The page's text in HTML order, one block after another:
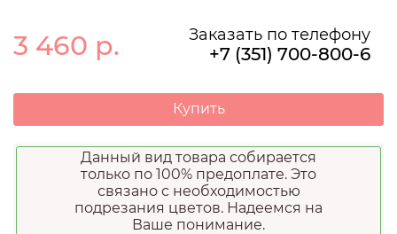
3 460 р. Заказать по телефону
+7 (351) 700-800-6
Купить
Данный вид товара собирается
только по 100% предоплате. Это
связано с необходимостью
подрезания цветов. Надеемся на
Ваше понимание.